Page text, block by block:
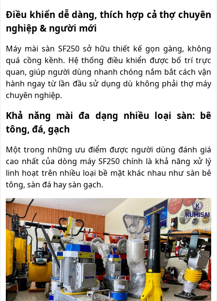
Điều khiển dễ dàng, thích hợp cả thợ chuyên
nghiệp & người mới
Máy mài sàn SF250 sở hữu thiết kế gọn gàng, không
quá cồng kềnh. Hệ thống điều khiển được bố trí trực
quan, giúp người dùng nhanh chóng nắm bắt cách vận
hành ngay từ lần đầu sử dụng dù không phải thợ máy
chuyên nghiệp.
Khả năng mài đa dạng nhiều loại sàn: bê
tông, đá, gạch
Một trong những ưu điểm được người dùng đánh giá
cao nhất của dòng máy SF250 chính là khả năng xử lý
linh hoạt trên nhiều loại bề mặt khác nhau như sàn bê
tông, sàn đá hay sàn gạch.